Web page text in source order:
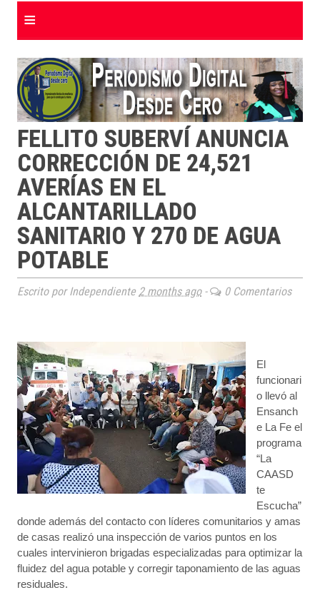
≡
FELLITO SUBERVÍ ANUNCIA
CORRECCIÓN DE 24,521
AVERÍAS EN EL
ALCANTARILLADO
SANITARIO Y 270 DE AGUA
POTABLE
Escrito por Independiente 2 months ago- 0 Comentarios
El
funcionari
o llevó al
Ensanch
e La Fe el
programa
“La
CAASD
te
Escucha”
donde además del contacto con líderes comunitarios y amas
de casas realizó una inspección de varios puntos en los
cuales intervinieron brigadas especializadas para optimizar la
fluidez del agua potable y corregir taponamiento de las aguas
residuales.